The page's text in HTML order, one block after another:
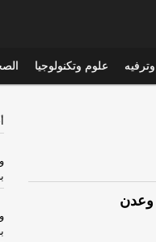
علوم وتكنولوجيا